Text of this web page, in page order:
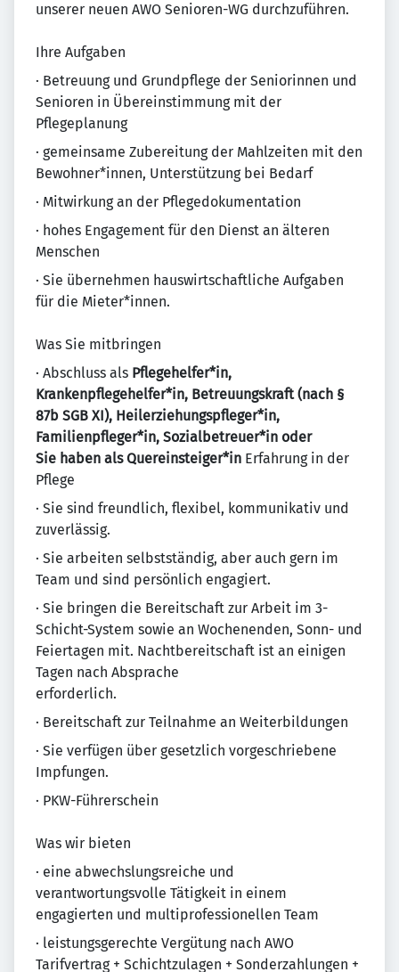
unserer neuen AWO Senioren-WG durchzuführen.
Ihre Aufgaben
· Betreuung und Grundpflege der Seniorinnen und
Senioren in Übereinstimmung mit der
Pflegeplanung
· gemeinsame Zubereitung der Mahlzeiten mit den
Bewohner*innen, Unterstützung bei Bedarf
· Mitwirkung an der Pflegedokumentation
· hohes Engagement für den Dienst an älteren
Menschen
· Sie übernehmen hauswirtschaftliche Aufgaben
für die Mieter*innen.
Was Sie mitbringen
· Abschluss als Pflegehelfer*in,
Krankenpflegehelfer*in, Betreuungskraft (nach §
87b SGB XI), Heilerziehungspfleger*in,
Familienpfleger*in, Sozialbetreuer*in oder
Sie haben als Quereinsteiger*in Erfahrung in der
Pflege
· Sie sind freundlich, flexibel, kommunikativ und
zuverlässig.
· Sie arbeiten selbstständig, aber auch gern im
Team und sind persönlich engagiert.
· Sie bringen die Bereitschaft zur Arbeit im 3-
Schicht-System sowie an Wochenenden, Sonn- und
Feiertagen mit. Nachtbereitschaft ist an einigen
Tagen nach Absprache
erforderlich.
· Bereitschaft zur Teilnahme an Weiterbildungen
· Sie verfügen über gesetzlich vorgeschriebene
Impfungen.
· PKW-Führerschein
Was wir bieten
· eine abwechslungsreiche und
verantwortungsvolle Tätigkeit in einem
engagierten und multiprofessionellen Team
· leistungsgerechte Vergütung nach AWO
Tarifvertrag + Schichtzulagen + Sonderzahlungen +